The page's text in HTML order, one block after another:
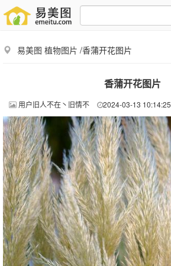
易美图 植物图片 /香蒲开花图片
香蒲开花图片
用户旧人不在丶旧情不 2024-03-13 10:14:25